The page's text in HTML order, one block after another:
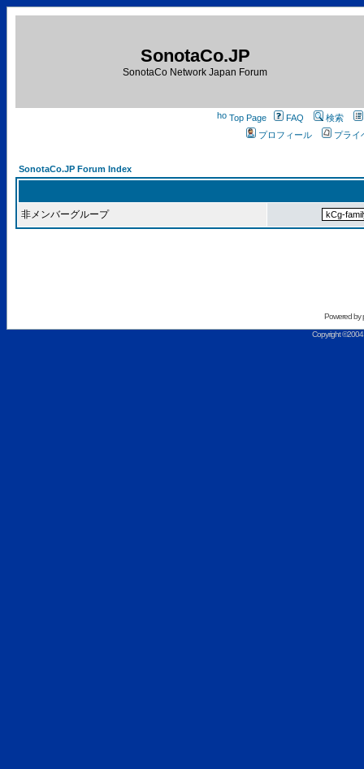
SonotaCo.JP
SonotaCo Network Japan Forum
Top Page FAQ
検索
プロフィール
プライ
SonotaCo.JP Forum Index
非メンバーグループ
Powered by
Copyright ©2004